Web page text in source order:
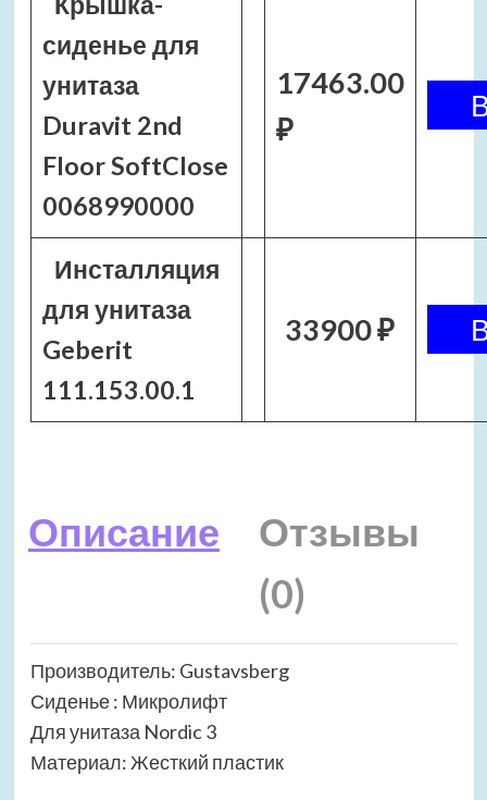
сиденье для
унитаза
Duravit 2nd
Floor SoftClose
0068990000
17463.00
₽
Инсталляция
для унитаза
Geberit
111.153.00.1
33900 ₽
Описание
Отзывы
(0)
Производитель: Gustavsberg
Сиденье : Микролифт
Для унитаза Nordic 3
Материал: Жесткий пластик